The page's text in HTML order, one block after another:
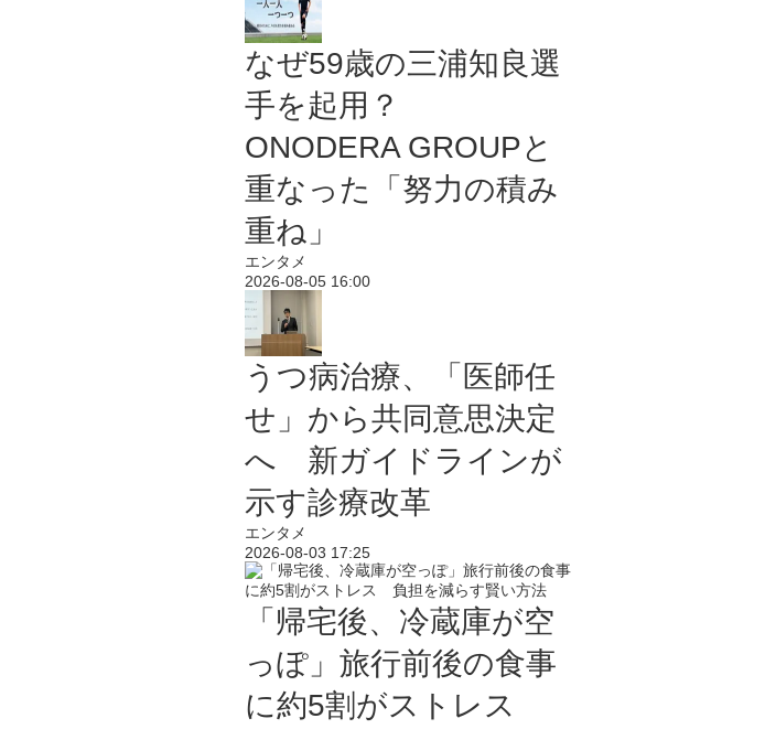
なぜ59歳の三浦知良選
手を起用？
ONODERA GROUPと
重なった「努力の積み
重ね」
エンタメ
2026-08-05 16:00
うつ病治療、「医師任
せ」から共同意思決定
へ 新ガイドラインが
示す診療改革
エンタメ
2026-08-03 17:25
「帰宅後、冷蔵庫が空
っぽ」旅行前後の食事
に約5割がストレス